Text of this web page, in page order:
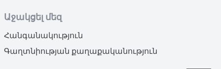
Աջակցել մեզ
Հանգանակություն
Գաղտնիության քաղաքականություն